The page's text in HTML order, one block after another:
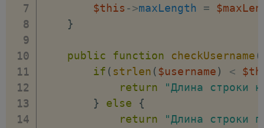
$this ->maxLength =
}
public function checkUsername (
if ( strlen ($username) <
return
"Длина строки
}
else
{
return
"Длина строки